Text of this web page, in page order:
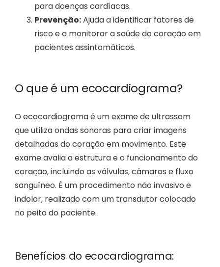
para doenças cardíacas.
Prevenção:Ajuda a identificar fatores de
risco e a monitorar a saúde do coração em
pacientes assintomáticos.
O que é um ecocardiograma?
O ecocardiograma é um exame de ultrassom
que utiliza ondas sonoras para criar imagens
detalhadas do coração em movimento. Este
exame avalia a estrutura e o funcionamento do
coração, incluindo as válvulas, câmaras e fluxo
sanguíneo. É um procedimento não invasivo e
indolor, realizado com um transdutor colocado
no peito do paciente.
Benefícios do ecocardiograma: